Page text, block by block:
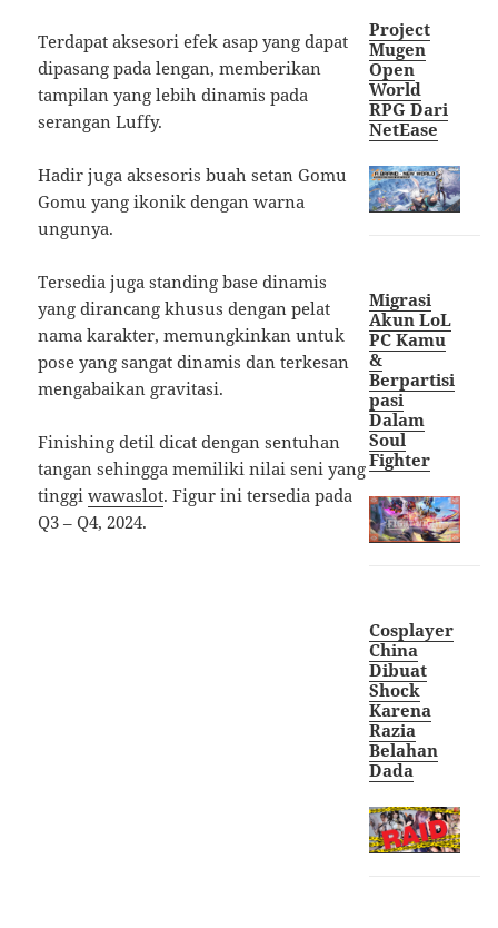
Terdapat aksesori efek asap yang dapat
dipasang pada lengan, memberikan
tampilan yang lebih dinamis pada
serangan Luffy.
Hadir juga aksesoris buah setan Gomu
Gomu yang ikonik dengan warna
ungunya.
Tersedia juga standing base dinamis
yang dirancang khusus dengan pelat
nama karakter, memungkinkan untuk
pose yang sangat dinamis dan terkesan
mengabaikan gravitasi.
Finishing detil dicat dengan sentuhan
tangan sehingga memiliki nilai seni yang
tinggiwawaslot. Figur ini tersedia pada
Q3 – Q4, 2024.
Project
Mugen
Open
World
RPG Dari
NetEase
Migrasi
Akun LoL
PC Kamu
&
Berpartisi
pasi
Dalam
Soul
Fighter
Cosplayer
China
Dibuat
Shock
Karena
Razia
Belahan
Dada